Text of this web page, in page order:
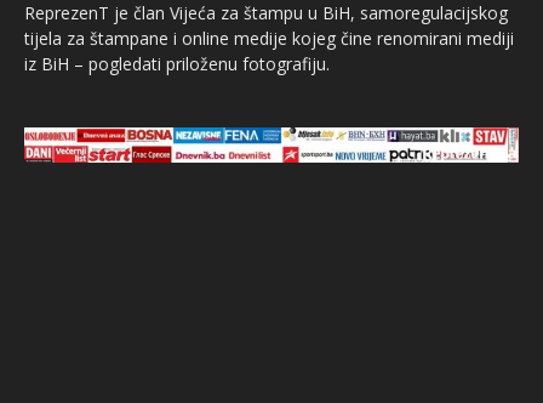
ReprezenT je član Vijeća za štampu u BiH, samoregulacijskog
tijela za štampane i online medije kojeg čine renomirani mediji
iz BiH – pogledati priloženu fotografiju.